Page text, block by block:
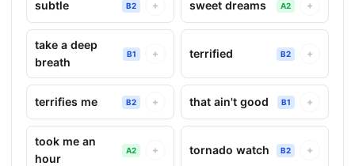
subtle B2 + sweet dreams A2 +
take a deep
breath
B1 + terrified B2 +
terrifies me B2 + that ain't good B1 +
took me an
hour
A2 + tornado watch B2 +